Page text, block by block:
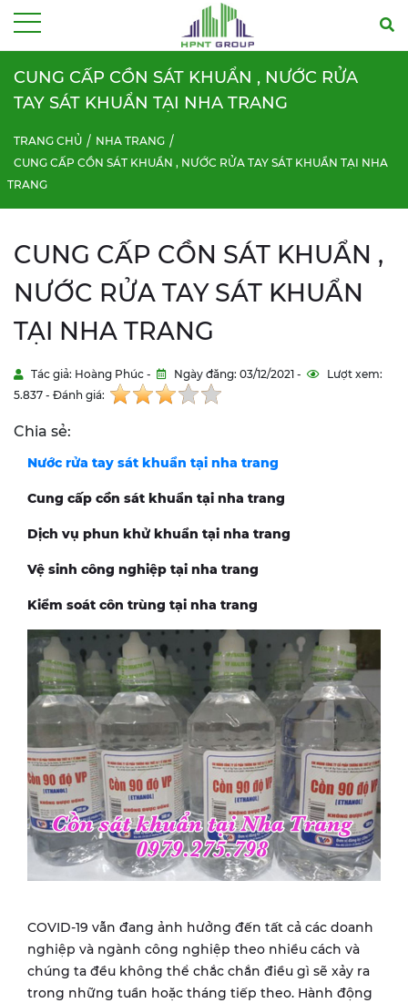
CUNG CẤP CỒN SÁT KHUẨN , NƯỚC RỬA
TAY SÁT KHUẨN TẠI NHA TRANG
TRANG CHỦ
NHA TRANG
CUNG CẤP CỒN SÁT KHUẨN , NƯỚC RỬA TAY SÁT KHUẨN TẠI NHA
TRANG
CUNG CẤP CỒN SÁT KHUẨN ,
NƯỚC RỬA TAY SÁT KHUẨN
TẠI NHA TRANG
Tác giả: Hoàng Phúc - Ngày đăng: 03/12/2021 -
Lượt xem:
5.837 - Đánh giá:
Chia sẻ:
Nước rửa tay sát khuẩn tại nha trang
Cung cấp cồn sát khuẩn tại nha trang
Dịch vụ phun khử khuẩn tại nha trang
Vệ sinh công nghiệp tại nha trang
Kiểm soát côn trùng tại nha trang
COVID-19 vẫn đang ảnh hưởng đến tất cả các doanh
nghiệp và ngành công nghiệp theo nhiều cách và
chúng ta đều không thể chắc chắn điều gì sẽ xảy ra
trong những tuần hoặc tháng tiếp theo. Hành động